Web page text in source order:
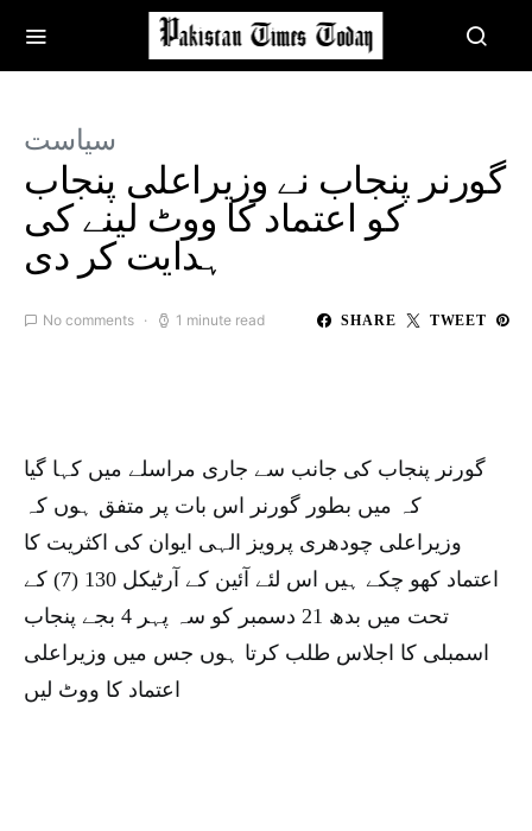
سیاست
گورنر پنجاب نے وزیراعلی پنجاب
کو اعتماد کا ووٹ لینے کی
ہدایت کر دی
No comments 1 minute read SHARE TWEET
گورنر پنجاب کی جانب سے جاری مراسلے میں کہا گیا
کہ میں بطور گورنر اس بات پر متفق ہوں کہ
وزیراعلی چودھری پرویز الہی ایوان کی اکثریت کا
اعتماد کھو چکے ہیں اس لئے آئین کے آرٹیکل 130 (7) کے
تحت میں بدھ 21 دسمبر کو سہ پہر 4 بجے پنجاب
اسمبلی کا اجلاس طلب کرتا ہوں جس میں وزیراعلی
اعتماد کا ووٹ لیں